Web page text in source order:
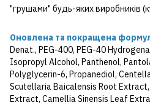
"грушами" будь-яких виробників
Оновлена та покращена
Denat., PEG-400, PEG-40
Isopropyl Alcohol, Panthenol,
Polyglycerin-6, Propanediol,
Scutellaria Baicalensis Root
Extract, Camellia Sinensis Leaf